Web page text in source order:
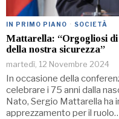
IN PRIMO PIANO · SOCIETÀ
Mattarella: “Orgogliosi
della nostra sicurezza”
martedì, 12 Novembre 2024
In occasione della
celebrare i 75 anni dalla
Nato, Sergio Mattarella ha
apprezzamento per il